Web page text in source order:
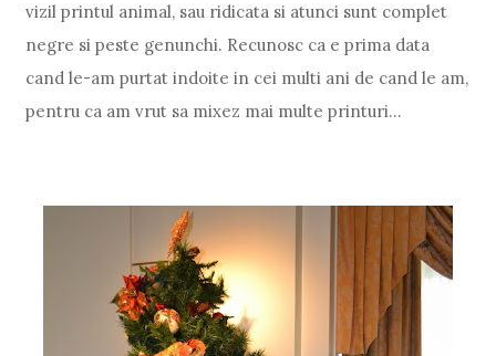
vizil printul animal, sau ridicata si atunci sunt complet
negre si peste genunchi. Recunosc ca e prima data
cand le-am purtat indoite in cei multi ani de cand le am,
pentru ca am vrut sa mixez mai multe printuri...